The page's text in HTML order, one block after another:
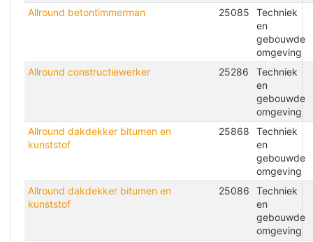
Allround betontimmerman 25085
Techniek
en
gebouwde
omgeving
Allround constructiewerker 25286
Techniek
en
gebouwde
omgeving
Allround dakdekker bitumen en
kunststof
25868
Techniek
en
gebouwde
omgeving
Allround dakdekker bitumen en
kunststof
25086
Techniek
en
gebouwde
omgeving